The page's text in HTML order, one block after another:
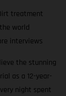
treatment
world
interviews
the stunning
as a 12-year-
night spent